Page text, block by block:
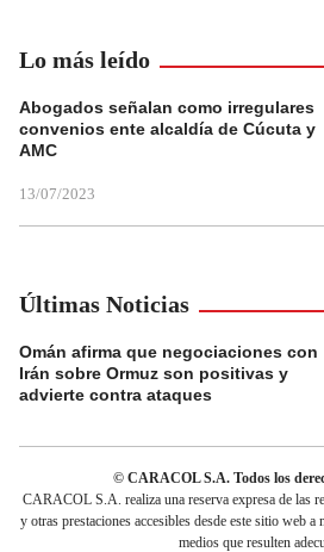
Lo más leído
Abogados señalan como irregulares
convenios ente alcaldía de Cúcuta y
AMC
13/07/2023
Últimas Noticias
Omán afirma que negociaciones con
Irán sobre Ormuz son positivas y
advierte contra ataques
© CARACOL S.A. Todos los
CARACOL S.A. realiza una reserva expresa de las
y otras prestaciones accesibles desde este sitio web a
medios que resulten